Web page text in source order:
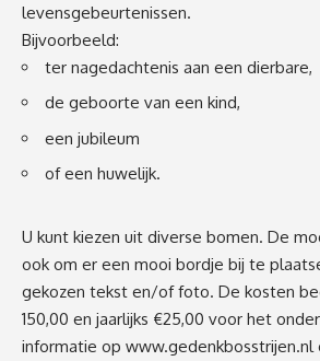
levensgebeurtenissen.
Bijvoorbeeld:
ter nagedachtenis aan een dierbare,
de geboorte van een kind,
een jubileum
of een huwelijk.
U kunt kiezen uit diverse bomen. De
ook om er een mooi bordje bij te
gekozen tekst en/of foto. De kosten
150,00 en jaarlijks €25,00 voor het
informatie op www.gedenkbosstrijen.nl